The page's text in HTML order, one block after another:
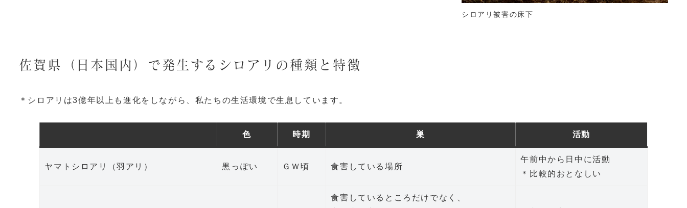
シロアリ被害の床下
佐賀県（日本国内）で発生するシロアリの種類と特徴
＊シロアリは3億年以上も進化をしながら、私たちの生活環境で生息しています。
色 時期 巣 活動
ヤマトシロアリ（羽アリ） 黒っぽい ＧＷ頃 食害している場所
午前中から日中に活動
＊比較的おとなしい
食害しているところだけでなく、